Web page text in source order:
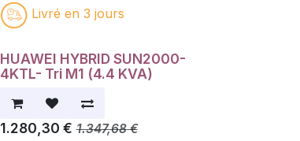
Livré en 3 jours
HUAWEI HYBRID SUN2000-
4KTL- Tri M1 (4.4 KVA)
1.280,30 € 1.347,68€